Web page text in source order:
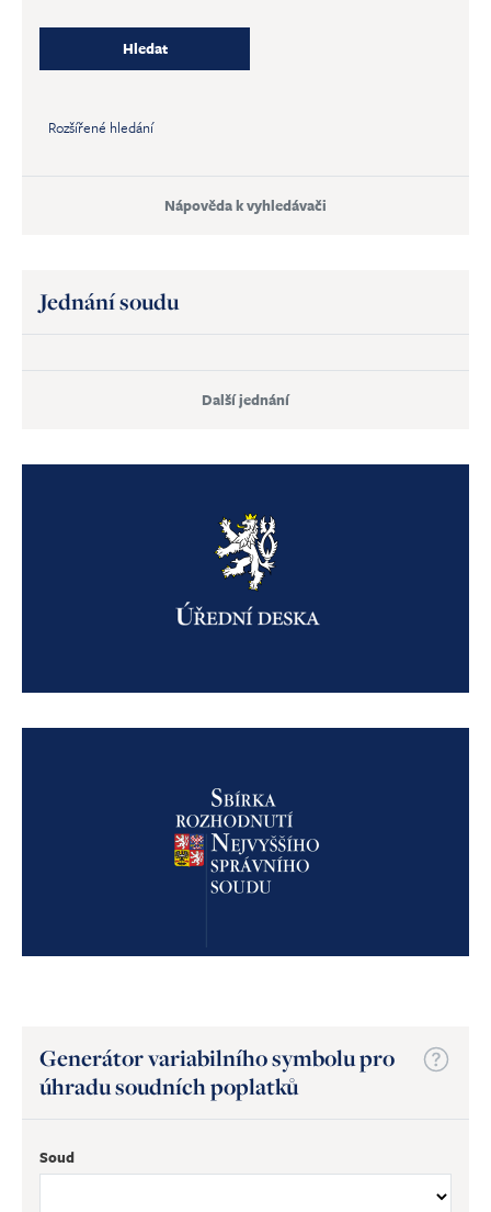
Hledat
Rozšířené hledání
Nápověda k vyhledávači
Jednání soudu
Další jednání
Generátor variabilního symbolu pro
úhradu soudních poplatků
Soud